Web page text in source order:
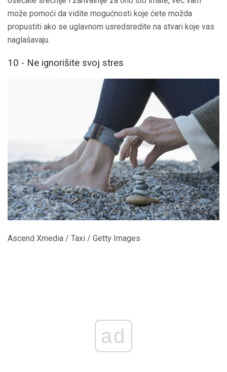
može pomoći da vidite mogućnosti koje ćete možda
propustiti ako se uglavnom usredsredite na stvari koje vas
naglašavaju.
10 - Ne ignorišite svoj stres
Ascend Xmedia / Taxi / Getty Images
ad